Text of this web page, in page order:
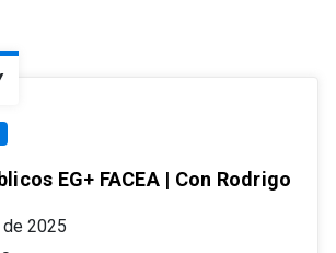
EG+ FACEA | Con Rodrigo
2025